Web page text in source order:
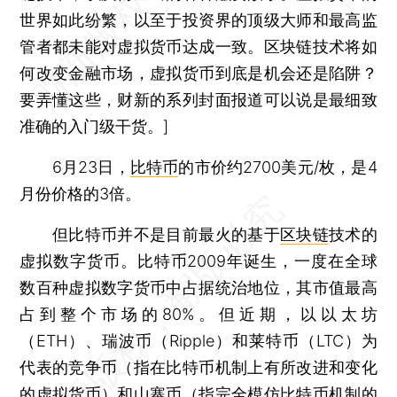
世界如此纷繁，以至于投资界的顶级大师和最高监
管者都未能对虚拟货币达成一致。区块链技术将如
何改变金融市场，虚拟货币到底是机会还是陷阱？
要弄懂这些，财新的系列封面报道可以说是最细致
准确的入门级干货。]
6月23日， 比特币的市价约2700美元/枚，是4
月份价格的3倍。
但比特币并不是目前最火的基于区块链技术的
虚拟数字货币。比特币2009年诞生，一度在全球
数百种虚拟数字货币中占据统治地位，其市值最高
占到整个市场的80%。但近期，以以太坊
（ETH）、瑞波币（Ripple）和莱特币（LTC）为
代表的竞争币（指在比特币机制上有所改进和变化